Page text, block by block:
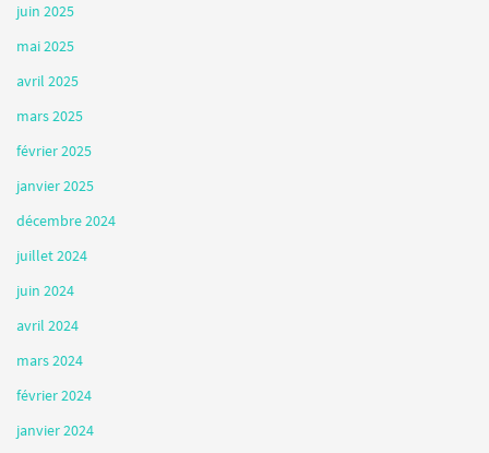
juin 2025
mai 2025
avril 2025
mars 2025
février 2025
janvier 2025
décembre 2024
juillet 2024
juin 2024
avril 2024
mars 2024
février 2024
janvier 2024